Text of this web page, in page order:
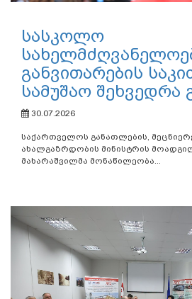
სასკოლო
განვითარების
სამუშაო შეხვედრა
30.07.2026
საქართველოს განათლების,
ახალგაზრდობის მინისტრის
მახარაშვილმა მონაწილეობა...